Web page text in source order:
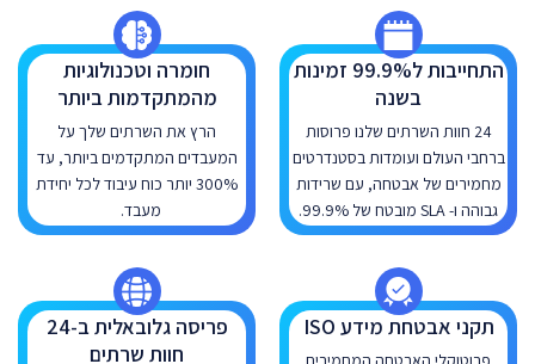
התחייבות ל99.9% זמינות
בשנה
24 חוות השרתים שלנו פרוסות
ברחבי העולם ועומדות בסטנדרטים
מחמירים של אבטחה, עם שרידות
גבוהה ו- SLA מובטח של 99.9%.
חומרה וטכנולוגיות
מהמתקדמות ביותר
הרץ את השרתים שלך על
המעבדים המתקדמים ביותר, עד
300% יותר כוח עיבוד לכל יחידת
מעבד.
תקני אבטחת מידע ISO
פריסה גלובאלית ב-24
חוות שרתים